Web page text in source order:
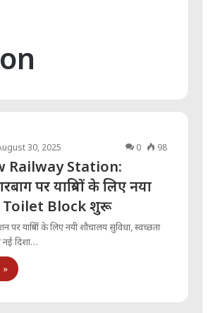
30, 2025 0 98
Railway Station:
पर यात्रियों के लिए नया
Toilet Block शुरू
यात्रियों के लिए नयी शौचालय सुविधा, स्वच्छता
नई दिशा…
»